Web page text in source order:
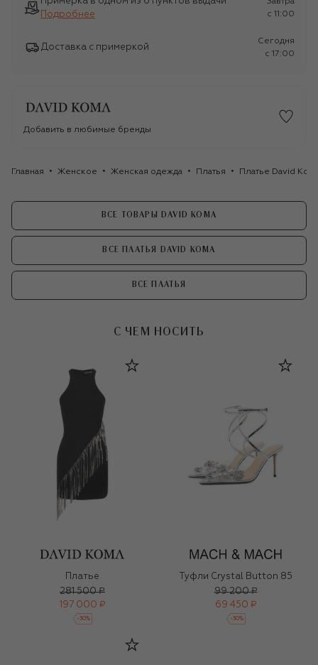
Подробнее
c 11:00
Доставка с примеркой
Сегодня
c 17:00
Добавить в любимые бренды
Главная Женское Женская одежда Платья Платье David
ВСЕ ТОВАРЫ DAVID KOMA
ВСЕ ПЛАТЬЯ DAVID KOMA
ВСЕ ПЛАТЬЯ
С ЧЕМ НОСИТЬ
Платье
281 500 ₽
197 000 ₽
-30%
Туфли Crystal Button 85
99 200 ₽
69 450 ₽
-30%